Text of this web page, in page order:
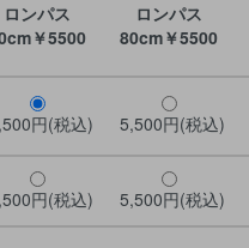
ロンパス
￥5500
ロンパス
80cm￥5500
円(税込) 5,500円(税込)
円(税込) 5,500円(税込)